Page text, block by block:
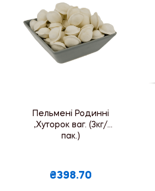
Пельмені Родинні
,Хуторок ваг. (3кг/
пак.)
₴398.70